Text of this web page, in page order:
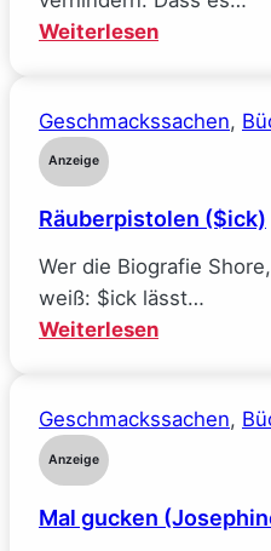
Weiterlesen:
bei
wie
alle
meine
Ideale
(Sarah
Geschmackssachen,
Anzeige
Räuberpistolen ($ick)
Wer die Biografie
weiß: $ick lässt…
Weiterlesen:
Geschmackssachen,
Anzeige
Mal gucken